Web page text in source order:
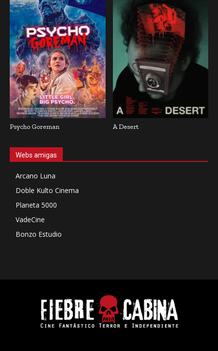
Psycho Goreman A Desert
Webs amigas
Arcano Luna
Doble Kulto Cinema
Planeta 5000
VadeCine
Bonzo Estudio